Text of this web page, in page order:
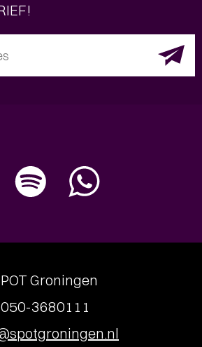
Groningen
050-3680111